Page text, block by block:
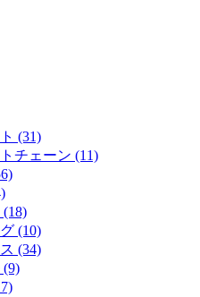
(31)
チェーン (11)
(10)
(34)